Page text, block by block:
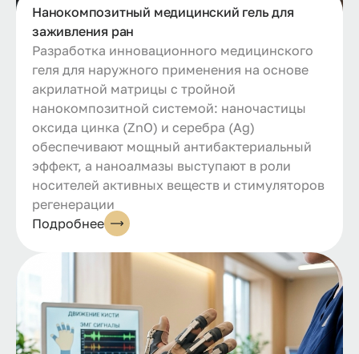
Нанокомпозитный медицинский гель для
заживления ран
Разработка инновационного медицинского
геля для наружного применения на основе
акрилатной матрицы с тройной
нанокомпозитной системой: наночастицы
оксида цинка (ZnO) и серебра (Ag)
обеспечивают мощный антибактериальный
эффект, а наноалмазы выступают в роли
носителей активных веществ и стимуляторов
регенерации
Подробнее